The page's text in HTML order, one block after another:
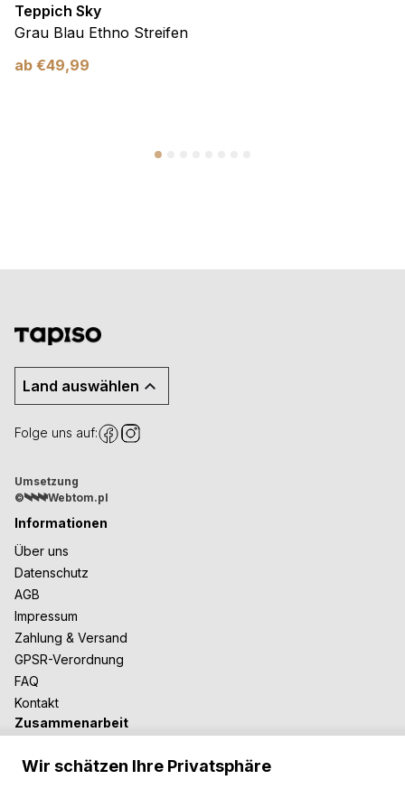
Teppich Sky
Grau Blau Ethno Streifen
ab €49,99
Land auswählen
Folge uns auf:
Umsetzung
©
Webtom.pl
Informationen
Über uns
Datenschutz
AGB
Impressum
Zahlung & Versand
GPSR-Verordnung
FAQ
Kontakt
Zusammenarbeit
B2B-Zusammenarbeit
Wir schätzen Ihre Privatsphäre